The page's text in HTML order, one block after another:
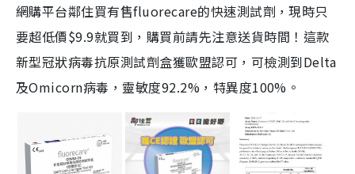
網購平台鄰住買有售fluorecare的快速測試劑，現時只
要超低價$9.9就買到，購買前請先注意送貨時間！這款
新型冠狀病毒抗原測試劑盒獲歐盟認可，可檢測到Delta
及Omicorn病毒，靈敏度92.2%，特異度100%。